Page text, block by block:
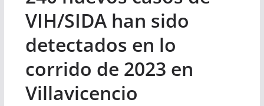
VIH/SIDA han sido
detectados en lo
corrido de 2023 en
Villavicencio